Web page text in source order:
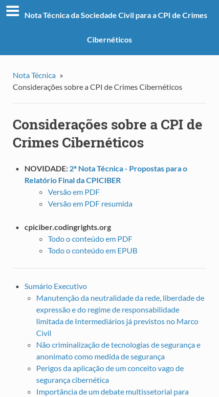
Nota Técnica da Sociedade Civil para a CPI de Crimes
Cibernéticos
Nota Técnica »
Considerações sobre a CPI de Crimes Cibernéticos
Considerações sobre a CPI de
Crimes Cibernéticos
NOVIDADE: 2ª Nota Técnica - Propostas para o
Relatório Final da CPICIBER
Versão em PDF
Versão em PDF resumida
cpiciber.codingrights.org
Todo o conteúdo em PDF
Todo o conteúdo em EPUB
Sumário Executivo
Manutenção da neutralidade da rede, liberdade de
expressão e do regime de responsabilidade
limitada de Intermediários já previstos no Marco
Civil
Não criminalização de tecnologias de segurança e
anonimato como medida de segurança
Perigos da aplicação de um conceito vago de
segurança cibernética
Importância de um debate multissetorial para